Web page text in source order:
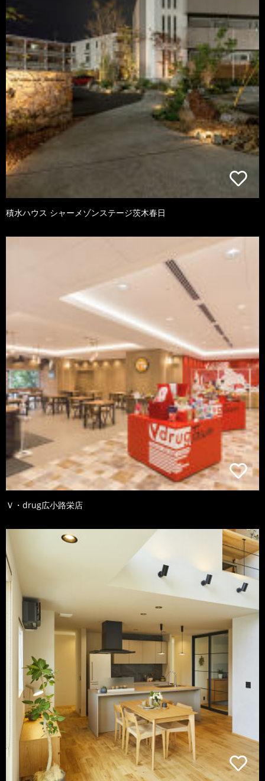
積水ハウス シャーメゾンステージ茨木春日
Ｖ・drug広小路栄店